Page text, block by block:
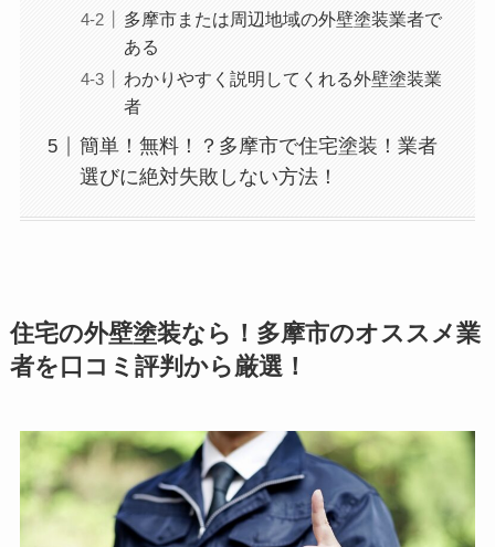
多摩市または周辺地域の外壁塗装業者で
ある
わかりやすく説明してくれる外壁塗装業
者
簡単！無料！？多摩市で住宅塗装！業者
選びに絶対失敗しない方法！
住宅の外壁塗装なら！多摩市のオススメ業
者を口コミ評判から厳選！